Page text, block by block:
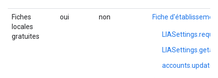
Fiches
locales
gratuites
oui non Fiche
accounts.update